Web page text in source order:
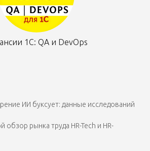
1С: QA и DevOps
ИИ буксует: данные исследований
обзор рынка труда HR-Tech и HR-